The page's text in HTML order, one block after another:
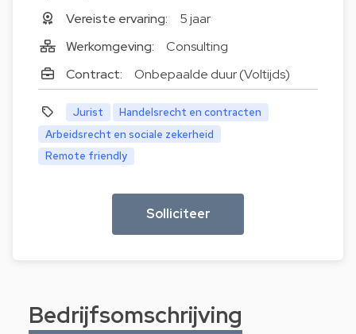
Vereiste ervaring:
5 jaar
Werkomgeving:
Consulting
Contract:
Onbepaalde duur (Voltijds)
Jurist
Handelsrecht en contracten
Arbeidsrecht en sociale zekerheid
Remote friendly
Solliciteer
Bedrijfsomschrijving